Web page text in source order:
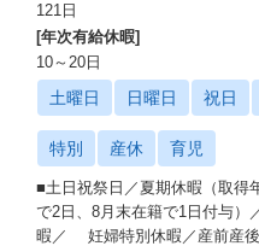
121日
[年次有給休暇]
10～20日
土曜日 日曜日 祝日
特別 産休 育児
■土日祝祭日／夏期休暇（取得
で2日、8月末在籍で1日付与）
暇／ 妊婦特別休暇／産前産後